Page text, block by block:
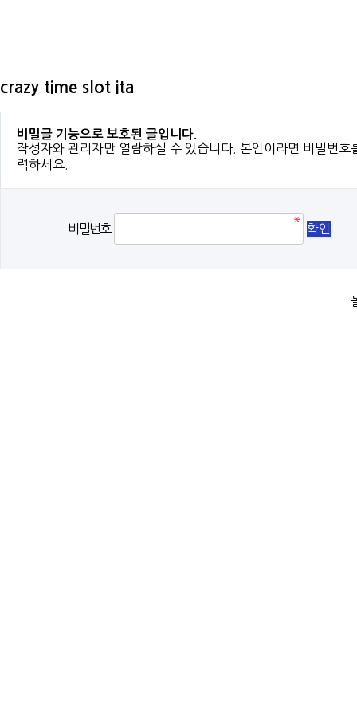
crazy time slot ita
비밀글 기능으로 보호된 글입니다.
작성자와 관리자만 열람하실 수 있습니다. 본인이라면 비밀번호
력하세요.
비밀번호